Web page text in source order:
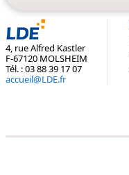
4, rue Alfred Kastler
F-67120 MOLSHEIM
Tél. : 03 88 39 17 07
accueil@LDE.fr